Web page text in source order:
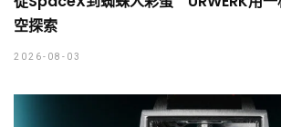
空探索
2026-08-03